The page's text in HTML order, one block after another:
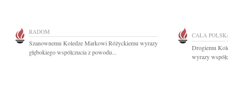
RADOM
Szanownemu Koledze Markowi Różyckiemu wyrazy
głębokiego współczucia z powodu...
CAŁA
Drogiemu
wyrazy